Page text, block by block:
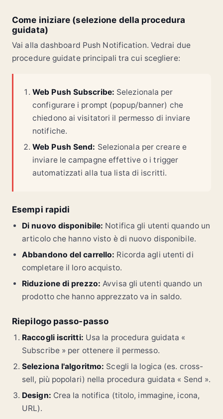
Come iniziare (selezione della procedura
guidata)
Vai alla dashboard Push Notification. Vedrai due
procedure guidate principali tra cui scegliere:
Web Push Subscribe: Selezionala per
configurare i prompt (popup/banner) che
chiedono ai visitatori il permesso di inviare
notifiche.
Web Push Send: Selezionala per creare e
inviare le campagne effettive o i trigger
automatizzati alla tua lista di iscritti.
Esempi rapidi
Di nuovo disponibile: Notifica gli utenti quando un
articolo che hanno visto è di nuovo disponibile.
Abbandono del carrello: Ricorda agli utenti di
completare il loro acquisto.
Riduzione di prezzo: Avvisa gli utenti quando un
prodotto che hanno apprezzato va in saldo.
Riepilogo passo-passo
Raccogli iscritti: Usa la procedura guidata «
Subscribe » per ottenere il permesso.
Seleziona l'algoritmo: Scegli la logica (es. cross-
sell, più popolari) nella procedura guidata « Send ».
Design: Crea la notifica (titolo, immagine, icona,
URL).